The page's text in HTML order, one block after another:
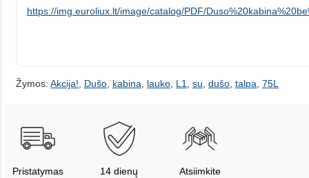
https://img.euroliux.lt/image/catalog/PDF/
Žymos: Akcija! Dušo kabina lauko L1 su dušo talpa 75L
Pristatymas
14 dienų
Atsiimkite